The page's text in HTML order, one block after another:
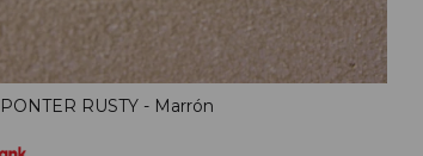
RUSTY - Marrón